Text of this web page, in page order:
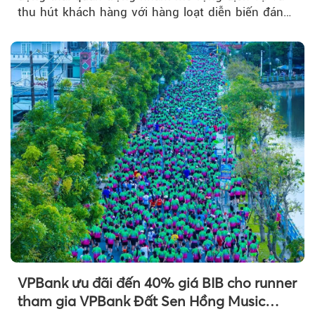
thu hút khách hàng với hàng loạt diễn biến đáng
VPBank ưu đãi đến 40% giá BIB cho runner
tham gia VPBank Đất Sen Hồng Music